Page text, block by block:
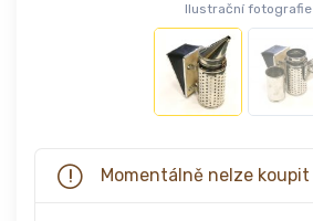
Ilustrační fotografie
Momentálně nelze koupit